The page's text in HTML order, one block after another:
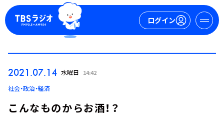
ログイン
2021.07.14 水曜日 14:42
社会・政治・経済
こんなものからお酒！？